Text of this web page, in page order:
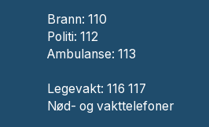
Brann: 110
Politi: 112
Ambulanse: 113
Legevakt: 116 117
Nød- og vakttelefoner